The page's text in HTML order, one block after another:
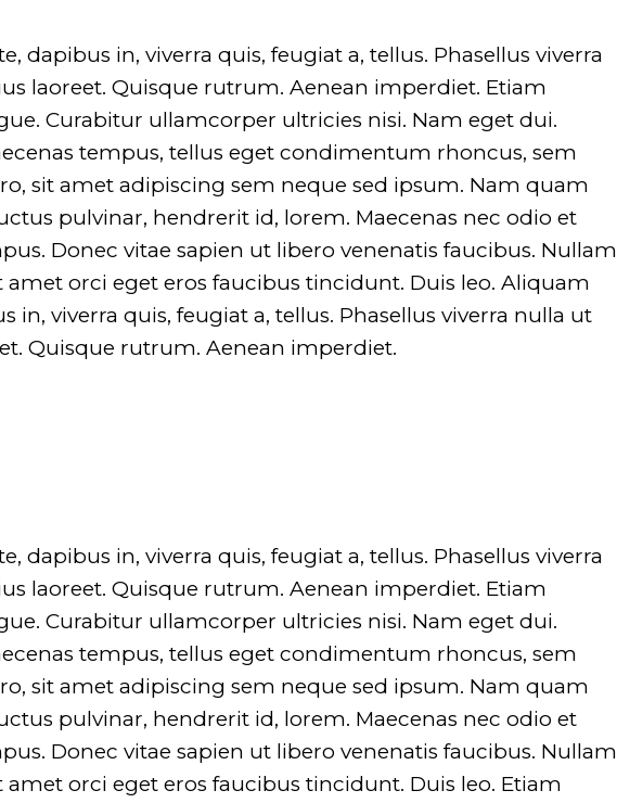
dapibus in, viverra quis, feugiat a, tellus. Phasellus viverra
laoreet. Quisque rutrum. Aenean imperdiet. Etiam
Curabitur ullamcorper ultricies nisi. Nam eget dui.
tempus, tellus eget condimentum rhoncus, sem
sit amet adipiscing sem neque sed ipsum. Nam quam
pulvinar, hendrerit id, lorem. Maecenas nec odio et
Donec vitae sapien ut libero venenatis faucibus. Nullam
amet orci eget eros faucibus tincidunt. Duis leo. Aliquam
in, viverra quis, feugiat a, tellus. Phasellus viverra nulla ut
Quisque rutrum. Aenean imperdiet.
dapibus in, viverra quis, feugiat a, tellus. Phasellus viverra
laoreet. Quisque rutrum. Aenean imperdiet. Etiam
Curabitur ullamcorper ultricies nisi. Nam eget dui.
tempus, tellus eget condimentum rhoncus, sem
sit amet adipiscing sem neque sed ipsum. Nam quam
pulvinar, hendrerit id, lorem. Maecenas nec odio et
Donec vitae sapien ut libero venenatis faucibus. Nullam
amet orci eget eros faucibus tincidunt. Duis leo. Etiam